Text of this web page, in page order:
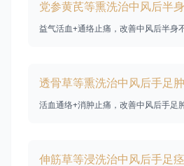
党参黄芪等熏洗治中风后半
益气活血+通络止痛，改善中风后半身
透骨草等熏洗治中风后手足
活血通络+消肿止痛，改善中风后手足
伸筋草等浸洗治中风后手足